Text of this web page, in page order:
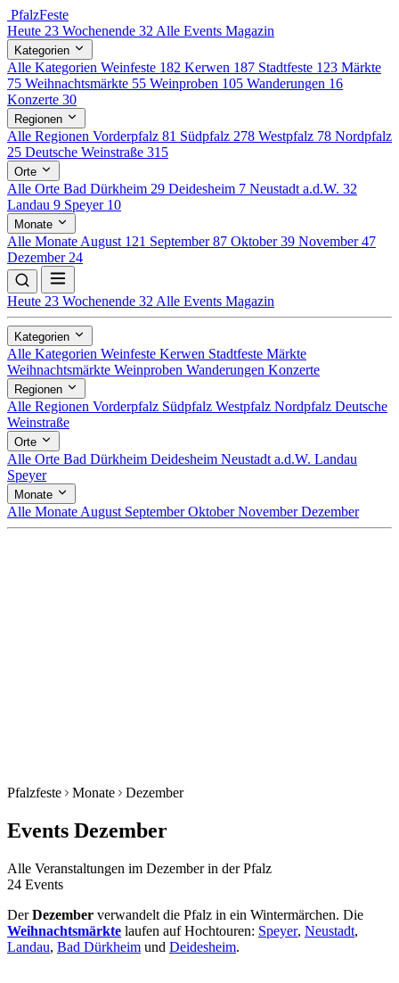
PfalzFeste
Heute 23 Wochenende 32 Alle Events Magazin
Kategorien
Alle Kategorien Weinfeste 182 Kerwen 187 Stadtfeste 123 Märkte
75 Weihnachtsmärkte 55 Weinproben 105 Wanderungen 16
Konzerte 30
Regionen
Alle Regionen Vorderpfalz 81 Südpfalz 278 Westpfalz 78 Nordpfalz
25 Deutsche Weinstraße 315
Orte
Alle Orte Bad Dürkheim 29 Deidesheim 7 Neustadt a.d.W. 32
Landau 9 Speyer 10
Monate
Alle Monate August 121 September87 Oktober39 November47
Dezember 24
Heute 23 Wochenende 32 Alle Events Magazin
Kategorien
Alle Kategorien Weinfeste Kerwen Stadtfeste Märkte
Weihnachtsmärkte Weinproben Wanderungen Konzerte
Regionen
Alle Regionen Vorderpfalz Südpfalz Westpfalz Nordpfalz Deutsche
Weinstraße
Orte
Alle Orte Bad Dürkheim Deidesheim Neustadt a.d.W. Landau
Speyer
Monate
Alle Monate August SeptemberOktoberNovemberDezember
Pfalzfeste Monate Dezember
Events Dezember
Alle Veranstaltungen im Dezember in der Pfalz
24 Events
DerDezember verwandelt die Pfalz in ein Wintermärchen. Die
Weihnachtsmärkte laufen auf Hochtouren: Speyer, Neustadt,
Landau, Bad Dürkheim und Deidesheim.